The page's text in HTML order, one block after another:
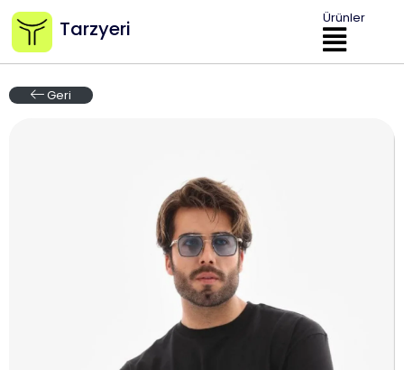
Tarzyeri Ürünler
Geri